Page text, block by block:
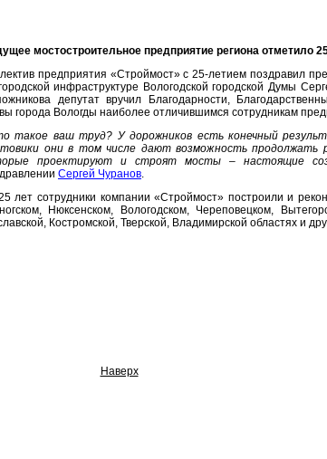
мостостроительное предприятие региона отметило
предприятия «Строймост» с 25-летием поздравил
инфраструктуре Вологодской городской Думы
депутат вручил Благодарности,
города Вологды наиболее отличившимся сотрудникам
такое ваш труд? У дорожников есть конечный
они в том числе дают возможность продолжать
проектируют и строят мосты – настоящие
Сергей Чуранов.
лет сотрудники компании «Строймост» построили и
Нюксенском, Вологодском, Череповецком,
Костромской, Тверской, Владимирской областях и
Наверх